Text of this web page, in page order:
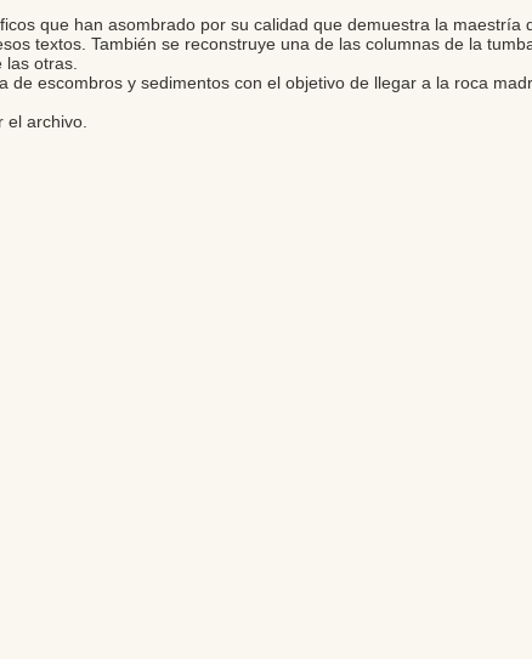
que han asombrado por su calidad que demuestra la maestría
textos. También se reconstruye una de las columnas de la
otras.
de escombros y sedimentos con el objetivo de llegar a la roca
archivo.